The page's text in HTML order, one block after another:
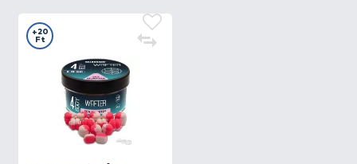
+20
Ft